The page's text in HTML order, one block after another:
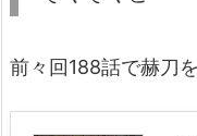
前々回188話で赫刀